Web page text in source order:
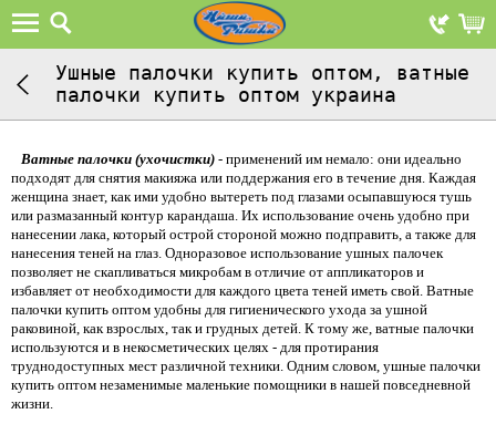
Ушные палочки купить оптом, ватные
палочки купить оптом украина
Ватные палочки (ухочистки) - применений им немало: они идеально
подходят для снятия макияжа или поддержания его в течение дня. Каждая
женщина знает, как ими удобно вытереть под глазами осыпавшуюся тушь
или размазанный контур карандаша. Их использование очень удобно при
нанесении лака, который острой стороной можно подправить, а также для
нанесения теней на глаз. Одноразовое использование ушных палочек
позволяет не скапливаться микробам в отличие от аппликаторов и
избавляет от необходимости для каждого цвета теней иметь свой. Ватные
палочки купить оптом удобны для гигиенического ухода за ушной
раковиной, как взрослых, так и грудных детей. К тому же, ватные палочки
используются и в некосметических целях - для протирания
труднодоступных мест различной техники. Одним словом, ушные палочки
купить оптом незаменимые маленькие помощники в нашей повседневной
жизни.